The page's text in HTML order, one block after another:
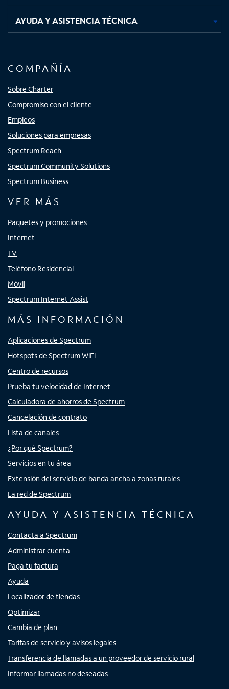
AYUDA Y ASISTENCIA TÉCNICA
COMPAÑÍA
Sobre Charter
Compromiso con el cliente
Empleos
Soluciones para empresas
Spectrum Reach
Spectrum Community Solutions
Spectrum Business
VER MÁS
Paquetes y promociones
Internet
TV
Teléfono Residencial
Móvil
Spectrum Internet Assist
MÁS INFORMACIÓN
Aplicaciones de Spectrum
Hotspots de Spectrum WiFi
Centro de recursos
Prueba tu velocidad de Internet
Calculadora de ahorros de Spectrum
Cancelación de contrato
Lista de canales
¿Por qué Spectrum?
Servicios en tu área
Extensión del servicio de banda ancha a zonas rurales
La red de Spectrum
AYUDA Y ASISTENCIA TÉCNICA
Contacta a Spectrum
Administrar cuenta
Paga tu factura
Ayuda
Localizador de tiendas
Optimizar
Cambia de plan
Tarifas de servicio y avisos legales
Transferencia de llamadas a un proveedor de servicio rural
Informar llamadas no deseadas